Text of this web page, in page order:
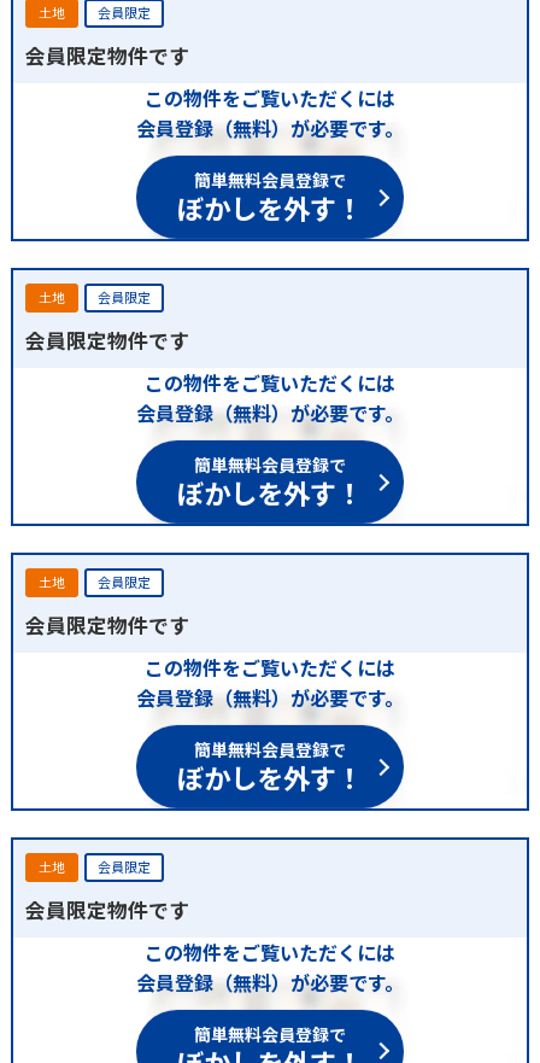
土地 会員限定
会員限定物件です
この物件をご覧いただくには
会員登録（無料）が必要です。
簡単無料会員登録で
ぼかしを外す！
土地 会員限定
会員限定物件です
この物件をご覧いただくには
会員登録（無料）が必要です。
簡単無料会員登録で
ぼかしを外す！
土地 会員限定
会員限定物件です
この物件をご覧いただくには
会員登録（無料）が必要です。
簡単無料会員登録で
ぼかしを外す！
土地 会員限定
会員限定物件です
この物件をご覧いただくには
会員登録（無料）が必要です。
簡単無料会員登録で